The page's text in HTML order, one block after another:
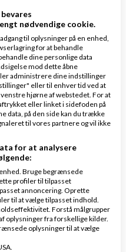
"skills" ud?
navision nav
pris
nødvendige cookie.
til oplysninger på en enhed,
for at behandle
dine personlige data
mod dette åbne
administrere dine indstillinger
eller til enhver tid ved at
hjørne af webstedet. For at
eller linket i sidefoden på
data, på den side kan du trække
til vores partnere og vil ikke
for at analysere
Bruge begrænsede
profiler til tilpasset
annoncering. Oprette
til at vælge tilpasset indhold.
Forstå målgrupper
oplysninger fra forskellige kilder.
oplysninger til at vælge